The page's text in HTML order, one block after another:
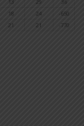
13 29
36
18 24
-650
21 21 -770